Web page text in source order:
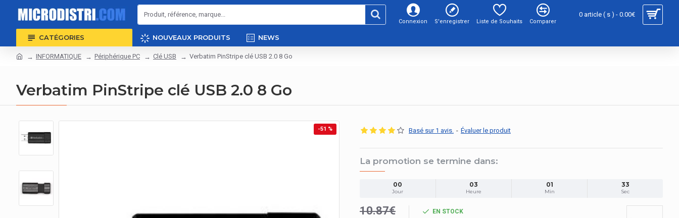
Connexion S'enregistrer Liste de Souhaits Comparer
0 article ( s ) - 0.00€
CATÉGORIES NOUVEAUX PRODUITS NEWS
INFORMATIQUE Périphérique PC Clé USB Verbatim PinStripe clé USB 2.0 8 Go
Verbatim PinStripe clé USB 2.0 8 Go
-51 % Basé sur 1 avis. - Évaluer le produit
La promotion se termine dans:
00
Jour
03
Heure
01
Min
32
Sec
10.87€
EN STOCK